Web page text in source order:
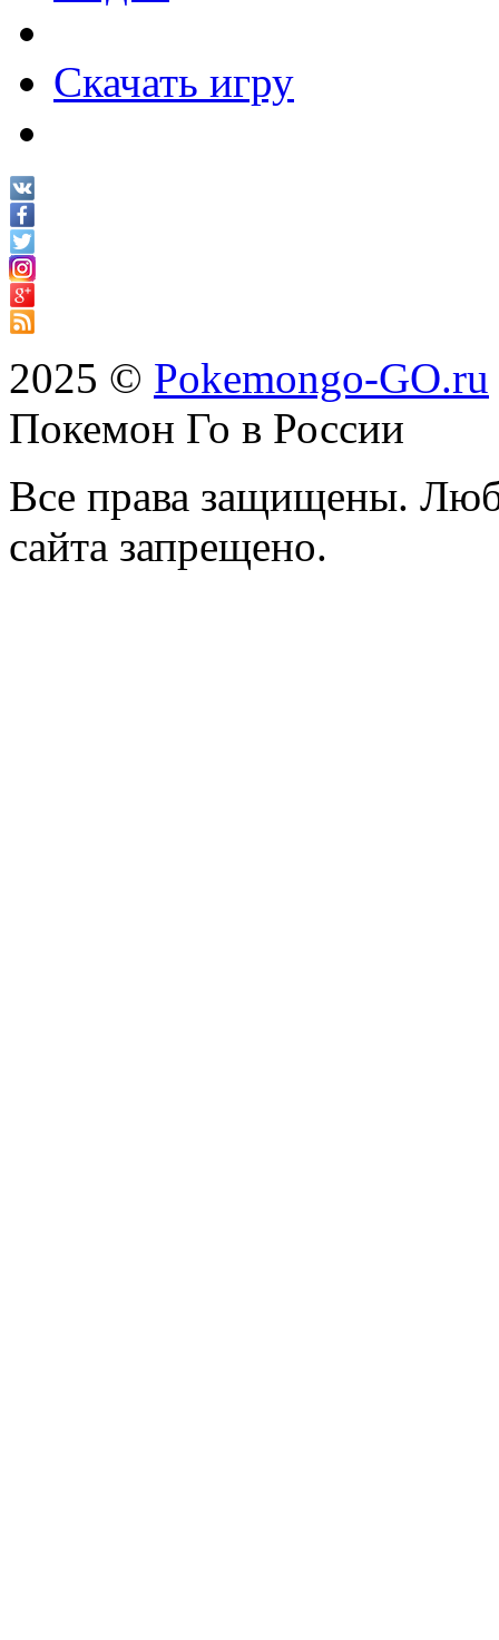
Скачать игру
2025 © Pokemongo-GO.ru
Покемон Го в России
Все права защищены.
сайта запрещено.